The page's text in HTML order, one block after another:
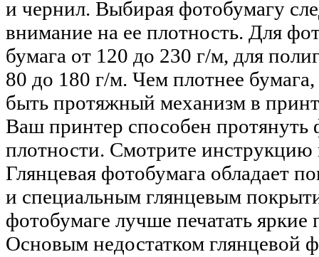
и чернил. Выбирая фотобумагу
внимание на ее плотность. Для
бумага от 120 до 230 г/м, для
80 до 180 г/м. Чем плотнее
быть протяжный механизм в
Ваш принтер способен протянуть
плотности. Смотрите инструкцию
Глянцевая фотобумага обладает
и специальным глянцевым
фотобумаге лучше печатать
Основым недостатком глянцевой